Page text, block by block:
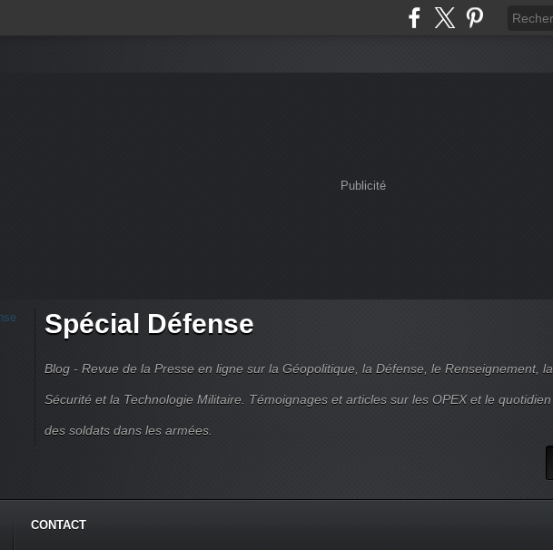
Publicité
Spécial Défense
Blog - Revue de la Presse en ligne sur la Géopolitique, la Défense, le Renseignement, la
Sécurité et la Technologie Militaire. Témoignages et articles sur les OPEX et le quotidien
des soldats dans les armées.
CONTACT